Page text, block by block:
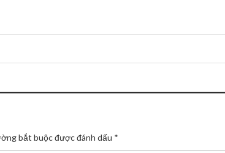
bắt buộc được đánh dấu *